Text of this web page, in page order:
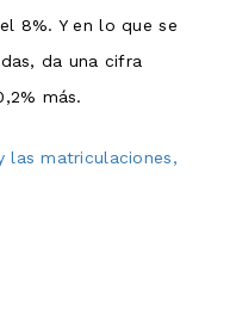
8%. Y en lo que se
da una cifra
más.
las matriculaciones,